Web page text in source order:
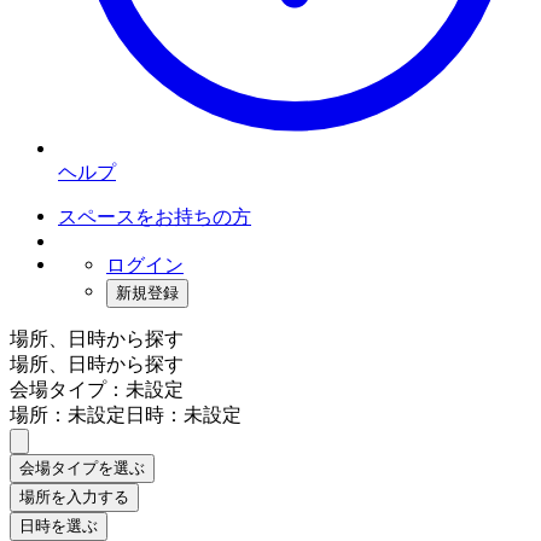
ヘルプ
スペースをお持ちの方
ログイン
新規登録
場所、日時から探す
場所、日時から探す
会場タイプ：未設定
場所：未設定日時：未設定
会場タイプを選ぶ
場所を入力する
日時を選ぶ